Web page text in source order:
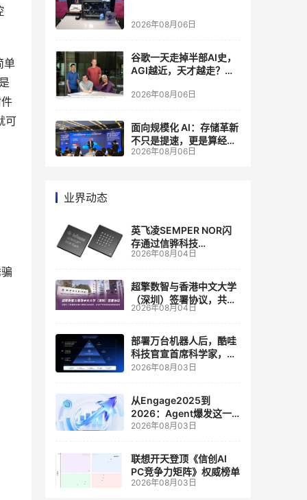
单
可
2026年08月06日
谷歌一天走掉半部AI史，
AGI越近，天才越走？大
自己的研发节奏
2026年08月06日
面向规模化 AI：存储革新
不只是提速，更是算经济
账
2026年08月06日
业界动态
英飞凌SEMPER NOR闪
存通过信骅科技
AST2700 BMC认证，全
管理
2026年08月04日
超擎数智与香港中文大学
（深圳）签署协议，共建
人工智能和边缘计算联合
2026年08月04日
部署万台机器人后，酷哇
科技官宣首席科学家，要
让世界模型交付生产力
2026年08月03日
从Engage2025到
2026：Agent爆发这一
年，AI CRM 走到哪了
2026年08月03日
联想开天登顶《信创AI
PC竞争力矩阵》权威榜单
2026年08月03日